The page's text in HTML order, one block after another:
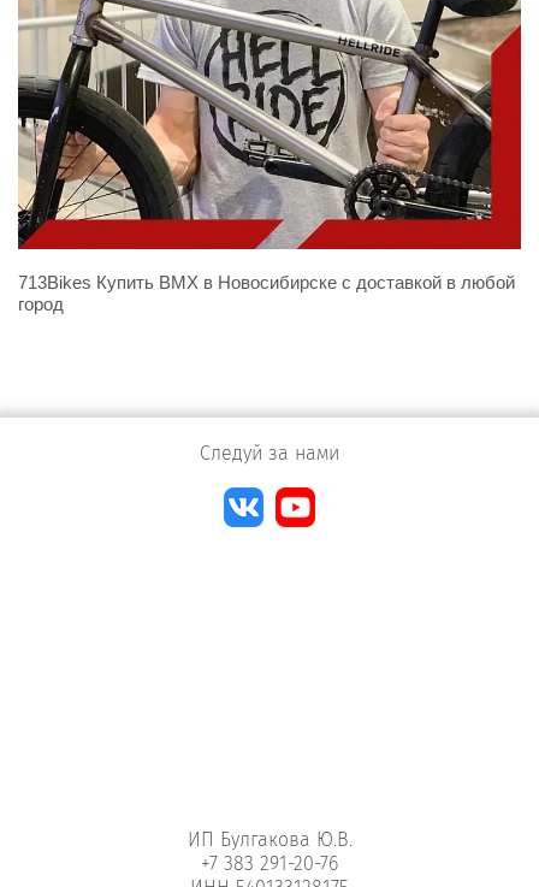
713Bikes Купить BMX в Новосибирске с доставкой в любой
город
Следуй за нами
ИП Булгакова Ю.В.
+7 383 291-20-76